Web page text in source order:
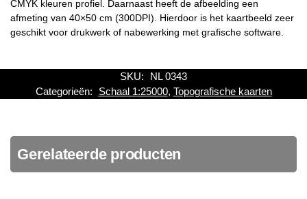
CMYK kleuren profiel. Daarnaast heeft de afbeelding een
afmeting van 40×50 cm (300DPI). Hierdoor is het kaartbeeld zeer
geschikt voor drukwerk of nabewerking met grafische software.
SKU:
NL 0343
Categorieën:
Schaal 1:25000, Topografische kaarten
Gerelateerde producten